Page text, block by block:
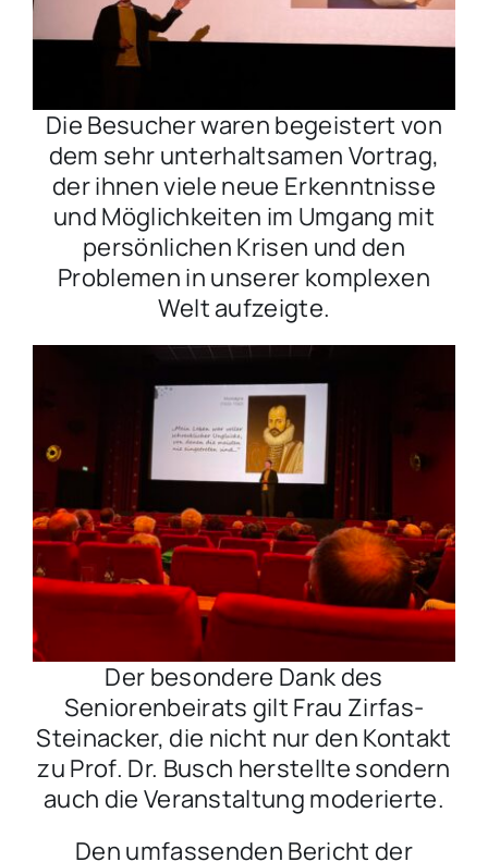
Die Besucher waren begeistert von
dem sehr unterhaltsamen Vortrag,
der ihnen viele neue Erkenntnisse
und Möglichkeiten im Umgang mit
persönlichen Krisen und den
Problemen in unserer komplexen
Welt aufzeigte.
Der besondere Dank des
Seniorenbeirats gilt Frau Zirfas-
Steinacker, die nicht nur den Kontakt
zu Prof. Dr. Busch herstellte sondern
auch die Veranstaltung moderierte.
Den umfassenden Bericht der